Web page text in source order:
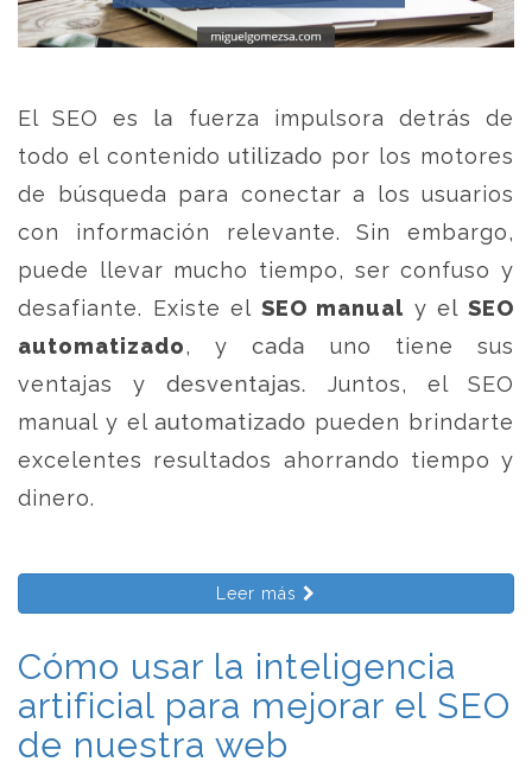
El SEO es la fuerza impulsora detrás de
todo el contenido utilizado por los motores
de búsqueda para conectar a los usuarios
con información relevante. Sin embargo,
puede llevar mucho tiempo, ser confuso y
desafiante. Existe el SEO manual y elSEO
automatizado, y cada uno tiene sus
ventajas y desventajas. Juntos, el SEO
manual y el automatizado pueden brindarte
excelentes resultados ahorrando tiempo y
dinero.
Leer más
Cómo usar la inteligencia
artificial para mejorar el SEO
de nuestra web